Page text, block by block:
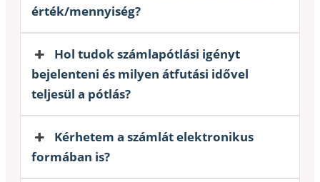
érték/mennyiség?
Hol tudok számlapótlási igényt
bejelenteni és milyen átfutási idővel
teljesül a pótlás?
Kérhetem a számlát elektronikus
formában is?